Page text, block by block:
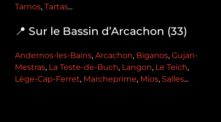
Tarnos, Tartas...
📍 Sur le Bassin d’Arcachon (33)
Andernos-les-Bains, Arcachon, Biganos, Gujan-
Mestras, La Teste-de-Buch, Langon, Le Teich,
Lège-Cap-Ferret, Marcheprime, Mios, Salles...